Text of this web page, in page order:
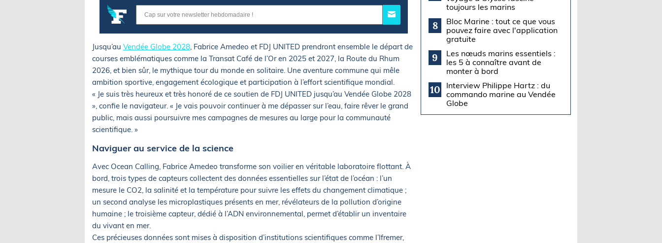
Jusqu’au Vendée Globe 2028, Fabrice Amedeo et FDJ UNITED prendront ensemble le départ de
courses emblématiques comme la Transat Café de l’Or en 2025 et 2027, la Route du Rhum
2026, et bien sûr, le mythique tour du monde en solitaire. Une aventure commune qui mêle
ambition sportive, engagement écologique et participation à l’effort scientifique mondial.
« Je suis très heureux et très honoré de ce soutien de FDJ UNITED jusqu’au Vendée Globe 2028
», confie le navigateur. « Je vais pouvoir continuer à me dépasser sur l’eau, faire rêver le grand
public, mais aussi poursuivre mes campagnes de mesures au large pour la communauté
scientifique. »
Naviguer au service de la science
Avec Ocean Calling, Fabrice Amedeo transforme son voilier en véritable laboratoire flottant. À
bord, trois types de capteurs collectent des données essentielles sur l’état de l’océan : l’un
mesure le CO2, la salinité et la température pour suivre les effets du changement climatique ;
un second analyse les microplastiques présents en mer, révélateurs de la pollution d’origine
humaine ; le troisième capteur, dédié à l’ADN environnemental, permet d’établir un inventaire
du vivant en mer.
Ces précieuses données sont mises à disposition d’institutions scientifiques comme l’Ifremer,
toujours les marins
8
Bloc Marine : tout ce que vous
pouvez faire avec l'application
gratuite
9
Les nœuds marins essentiels :
les 5 à connaître avant de
monter à bord
10
Interview Philippe Hartz : du
commando marine au Vendée
Globe